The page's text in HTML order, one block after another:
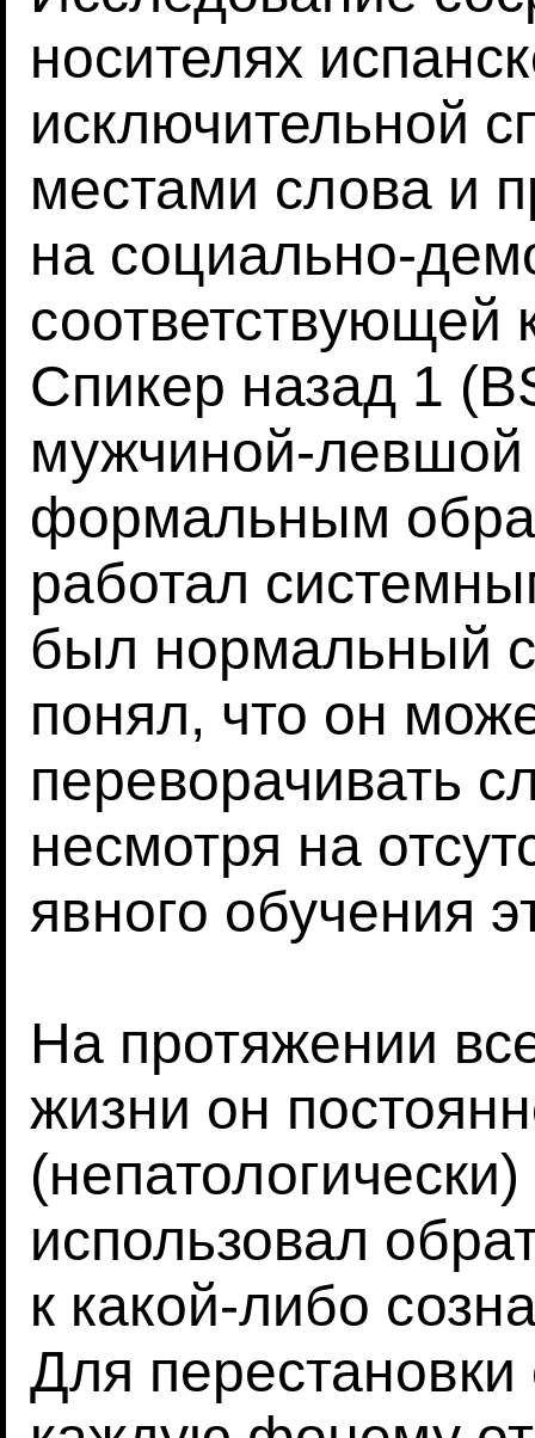
носителях
исключительной
местами слова и
на социально-
соответствующей
Спикер назад 1
мужчиной-левшой
формальным
работал
был нормальный
понял, что он
переворачивать
несмотря на
явного обучения
На протяжении
жизни он
использовал
к какой-либо
Для